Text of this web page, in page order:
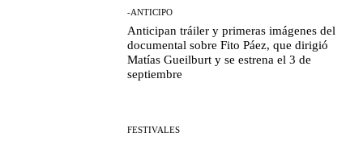
-ANTICIPO
Anticipan tráiler y primeras imágenes del
documental sobre Fito Páez, que dirigió
Matías Gueilburt y se estrena el 3 de
septiembre
FESTIVALES